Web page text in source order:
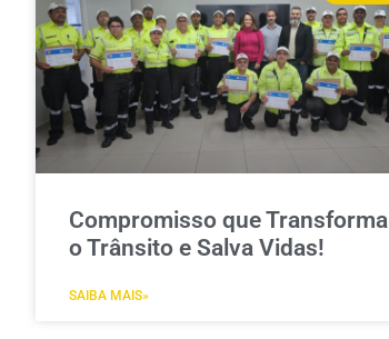
Compromisso que Transforma
o Trânsito e Salva Vidas!
SAIBA MAIS»